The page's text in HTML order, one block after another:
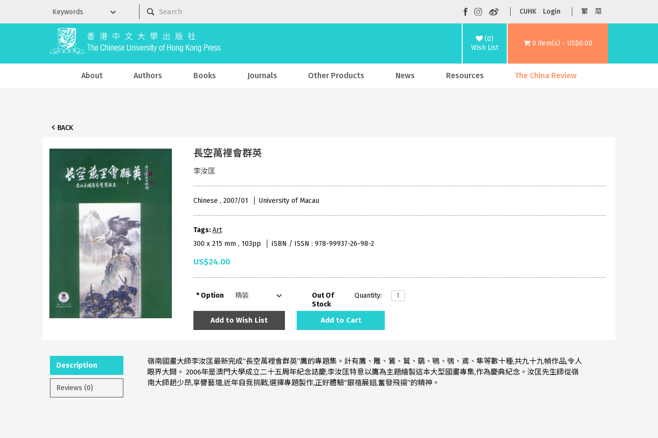
CUHK Login 繁 简
(0)
Wish List
0 item(s) - US$0.00
About Authors Books Journals Other Products News Resources The China Review
BACK
長空萬裡會群英
李汝匡
Chinese , 2007/01 University of Macau
Tags:Art
300 x 215 mm , 103pp
ISBN / ISSN : 978-99937-26-98-2
US$24.00
Option
Out Of
Stock
Quantity:
Add to Wish List Add to Cart
Description
Reviews (0)
嶺南國畫大師李汝匡最新完成“長空萬裡會群英”鷹的專題集。計有鷹、雕、鵟、鷲、鷂、鶚、鴞、鳶、隼等數十種,共九十九幀作品,令人
眼界大開。 2006年是澳門大學成立二十五周年紀念誌慶,李汝匡特意以鷹為主題繪製這本大型國畫專集,作為慶典紀念。汝匡先生師從嶺
南大師趙少昂,享譽藝壇,近年自我挑戰,選擇專題製作,正好體驗“銀禧展翅,奮發飛揚”的精神。